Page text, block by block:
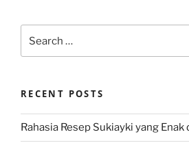
for:
RECENT POSTS
Rahasia Resep Sukiayki yang Enak